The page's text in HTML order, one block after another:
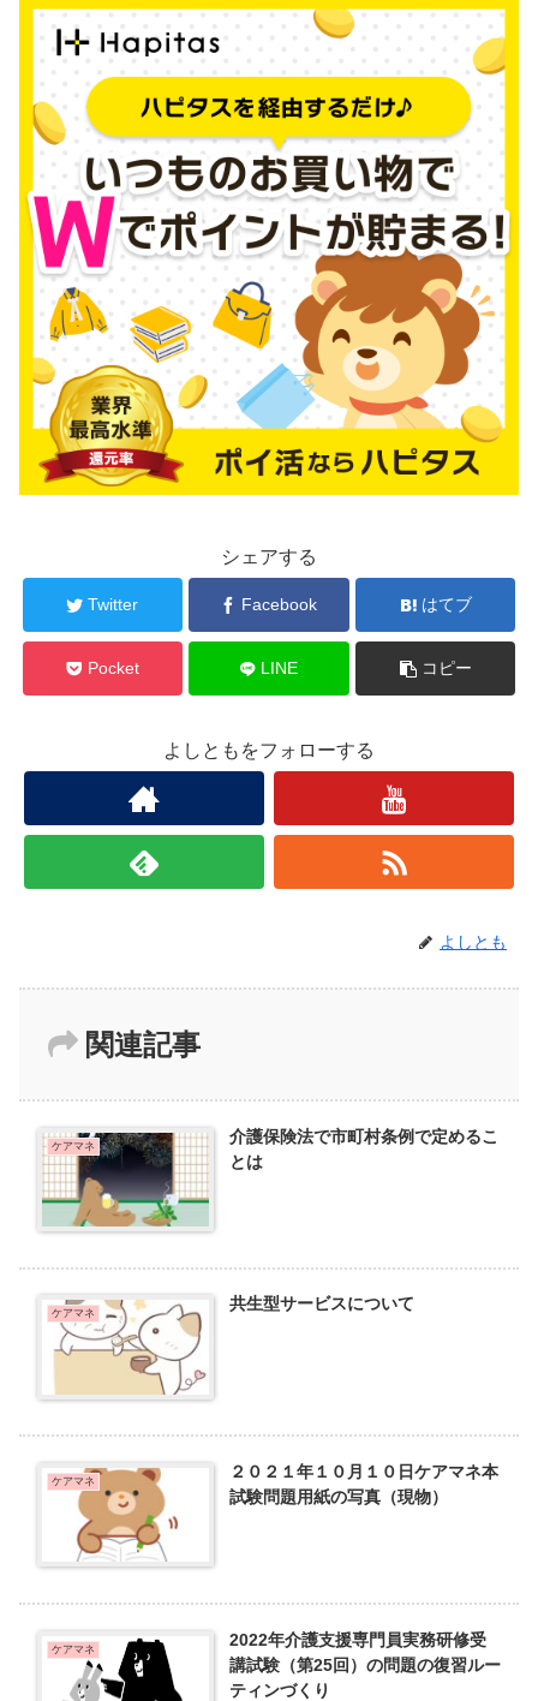
シェアする
Twitter Facebook はてブ
Pocket LINE コピー
よしともをフォローする
よしとも
関連記事
ケアマネ
介護保険法で市町村条例で定めるこ
とは
ケアマネ 共生型サービスについて
ケアマネ
２０２１年１０月１０日ケアマネ本
試験問題用紙の写真（現物）
ケアマネ
2022年介護支援専門員実務研修受
講試験（第25回）の問題の復習ルー
ティンづくり